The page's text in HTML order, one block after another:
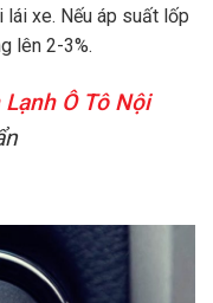
xe. Nếu áp suất lốp
lên 2-3%.
Lạnh Ô Tô Nội